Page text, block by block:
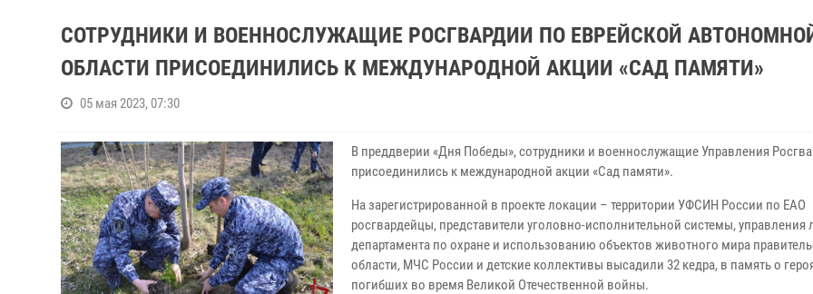
СОТРУДНИКИ И ВОЕННОСЛУЖАЩИЕ РОСГВАРДИИ ПО ЕВРЕЙСКОЙ
ОБЛАСТИ ПРИСОЕДИНИЛИСЬ К МЕЖДУНАРОДНОЙ АКЦИИ «САД ПАМЯТИ»
05 мая 2023, 07:30
В преддверии «Дня Победы», сотрудники и военнослужащие Управления
присоединились к международной акции «Сад памяти».
На зарегистрированной в проекте локации – территории УФСИН России по ЕАО
росгвардейцы, представители уголовно-исполнительной системы, управления
департамента по охране и использованию объектов животного мира
области, МЧС России и детские коллективы высадили 32 кедра, в память о
погибших во время Великой Отечественной войны.